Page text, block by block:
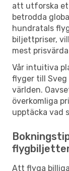
att utforska
betrodda
hundratals
biljettpriser,
mest
Vår intuitiva
flyger till Sveg
världen.
överkomliga
upptäcka vad
Att flyga